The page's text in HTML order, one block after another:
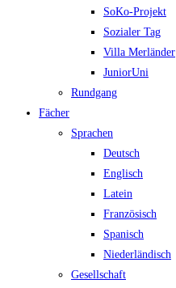
SoKo-Projekt
Sozialer Tag
Villa Merländer
JuniorUni
Rundgang
Fächer
Sprachen
Deutsch
Englisch
Latein
Französisch
Spanisch
Niederländisch
Gesellschaft